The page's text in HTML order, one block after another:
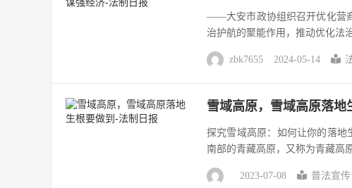
——大安市政协组织召开优化营
治护航的聚能作用，推动优化法
zbk7655 2024-05-14
雪域高原，雪域高原落地
探究雪域高原：如何让你的落地
南部的青藏高原，又称为青藏高
2023-07-08 普法宣传